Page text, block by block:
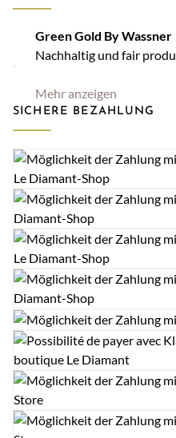
Green Gold By Wassner
Nachhaltig und fair
Mehr anzeigen
SICHERE BEZAHLUNG